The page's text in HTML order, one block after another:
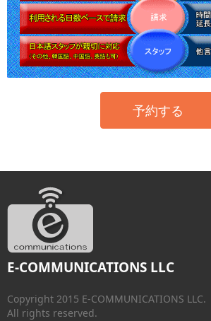
予約する
E-COMMUNICATIONS LLC
Copyright 2015 E-COMMUNICATIONS LLC.
All rights reserved.